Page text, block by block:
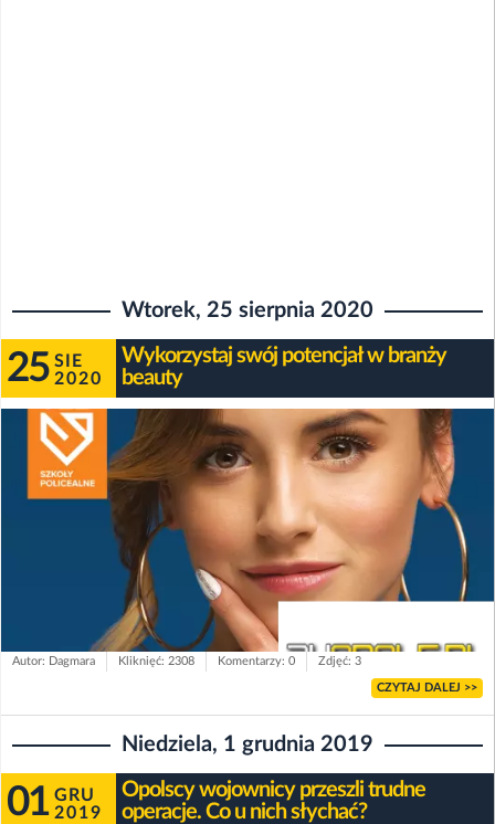
Wtorek, 25 sierpnia 2020
25 SIE
2020
Wykorzystaj swój potencjał w branży
beauty
Autor: Dagmara Kliknięć: 2308 Komentarzy: 0 Zdjęć: 3
CZYTAJ DALEJ >>
Niedziela, 1 grudnia 2019
01 GRU
2019
Opolscy wojownicy przeszli trudne
operacje. Co u nich słychać?